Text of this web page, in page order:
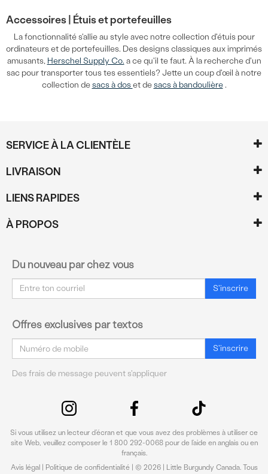
Accessoires | Étuis et portefeuilles
La fonctionnalité s'allie au style avec notre collection d'étuis pour
ordinateurs et de portefeuilles. Des designs classiques aux imprimés
amusants, Herschel Supply Co. a ce qu'il te faut. À la recherche d'un
sac pour transporter tous tes essentiels? Jette un coup d'œil à notre
collection desacs à doset desacs à bandoulière .
SERVICE À LA CLIENTÈLE
LIVRAISON
LIENS RAPIDES
À PROPOS
Du nouveau par chez vous
Courriel S'inscrire
Offres exclusives par textos
Courriel S'inscrire
Des frais de message peuvent s'appliquer
Avis légal Politique de confidentialité | © 2026 | Little Burgundy Canada. Tous
Si vous utilisez un lecteur d’écran et que vous avez des problèmes à utiliser ce
site Web, veuillez composer le 1 800 292-0068 pour de l’aide en anglais ou en
français.